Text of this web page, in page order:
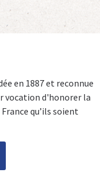
en 1887 et reconnue
vocation d'honorer la
qu’ils soient